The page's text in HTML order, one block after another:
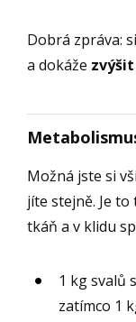
Dobrá zpráva:
a dokáže
Možná jste si
jíte stejně. Je
tkáň a v klidu
1 kg svalů
zatímco 1